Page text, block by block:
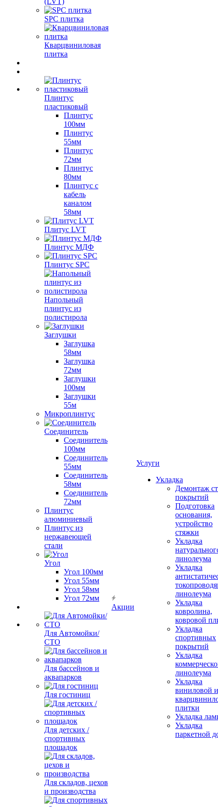
SPC плитка
Кварцвиниловая
плитка
Плинтус
пластиковый
Плинтус
100мм
Плинтус
55мм
Плинтус
72мм
Плинтус
80мм
Плинтус с
кабель
каналом
58мм
Плитус LVT
Плинтус МДФ
Плинтус SPC
Напольный
плинтус из
полистирола
Заглушки
Заглушка
58мм
Заглушка
72мм
Заглушки
100мм
Заглушки
55м
Микроплинтус
Соединитель
Соединитель
100мм
Соединитель
55мм
Соединитель
58мм
Соединитель
72мм
Плинтус
алюминиевый
Плинтус из
нержавеющей
стали
Угол
Угол 100мм
Угол 55мм
Угол 58мм
Угол 72мм
Для Автомойки/
СТО
Для бассейнов и
аквапарков
Для гостиниц
Для детских /
спортивных
площадок
Для складов, цехов
и производства
Акции
Услуги
Укладка
Демонтаж
покрытий
Подготовка
основания,
устройство
стяжки
Укладка
линолеума
Укладка
линолеума
Укладка
ковролина,
ковровой
Укладка
спортивных
покрытий
Укладка
линолеума
Укладка
виниловой и
плитки
Укладка
Укладка
паркетной